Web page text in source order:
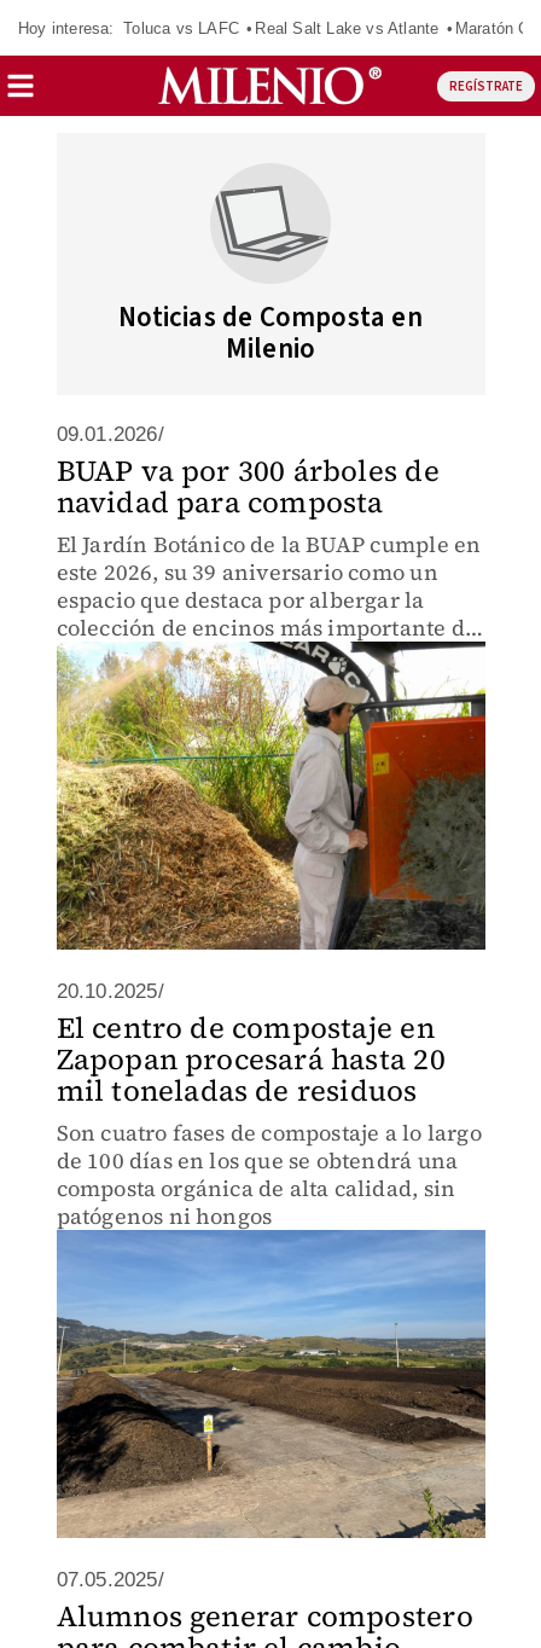
Hoy interesa: Toluca vs LAFC Real Salt Lake vs Atlante Maratón
REGÍSTRATE
Noticias de Composta en
Milenio
09.01.2026/
BUAP va por 300 árboles de
navidad para composta
El Jardín Botánico de la BUAP cumple en
este 2026, su 39 aniversario como un
espacio que destaca por albergar la
colección de encinos más importante de
la República Mexicana
20.10.2025/
El centro de compostaje en
Zapopan procesará hasta 20
mil toneladas de residuos
Son cuatro fases de compostaje a lo largo
de 100 días en los que se obtendrá una
composta orgánica de alta calidad, sin
patógenos ni hongos
07.05.2025/
Alumnos generar compostero